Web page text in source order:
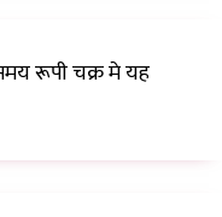
रूपी चक्र मे यह